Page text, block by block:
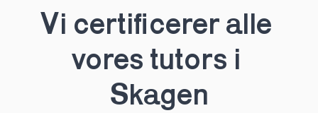
Vi certificerer alle
vores tutors i
Skagen